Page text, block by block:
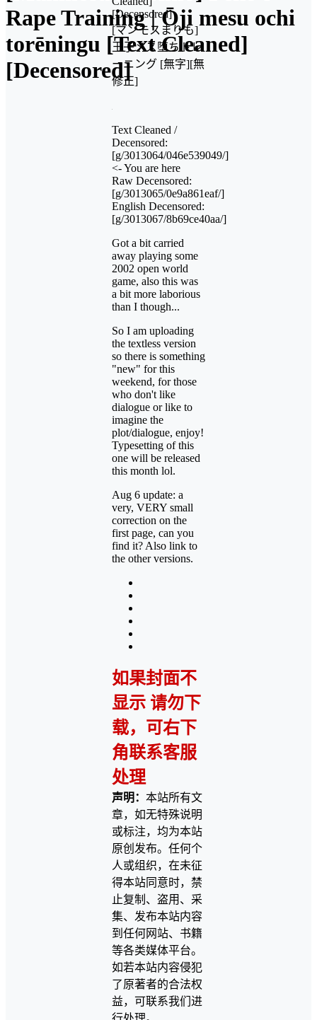
Rape Training | Ōji mesu ochi
torēningu [Text Cleaned]
[Decensored]
[Decensored]
[マンモスまりも]
王子メス堕ちトレ
ーニング [無字][無
修正]
Text Cleaned /
Decensored:
[g/3013064/046e539049/]
<- You are here
Raw Decensored:
[g/3013065/0e9a861eaf/]
English Decensored:
[g/3013067/8b69ce40aa/]
Got a bit carried
away playing some
2002 open world
game, also this was
a bit more laborious
than I though...
So I am uploading
the textless version
so there is something
"new" for this
weekend, for those
who don't like
dialogue or like to
imagine the
plot/dialogue, enjoy!
Typesetting of this
one will be released
this month lol.
Aug 6 update: a
very, VERY small
correction on the
first page, can you
find it? Also link to
the other versions.
如果封面不
显示 请勿下
载，可右下
角联系客服
处理
声明： 本站所有文
章，如无特殊说明
或标注，均为本站
原创发布。任何个
人或组织，在未征
得本站同意时，禁
止复制、盗用、采
集、发布本站内容
到任何网站、书籍
等各类媒体平台。
如若本站内容侵犯
了原著者的合法权
益，可联系我们进